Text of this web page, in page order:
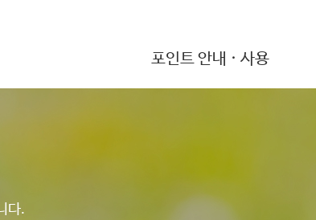
포인트 안내 · 사용
다.